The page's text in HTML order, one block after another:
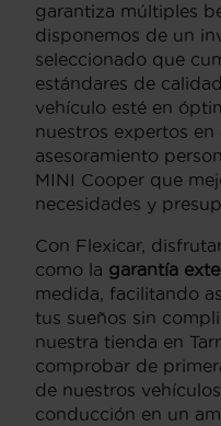
garantiza múltiples
disponemos de un
seleccionado que
estándares de
vehículo esté en
nuestros expertos
asesoramiento
MINI Cooper que
necesidades y
Con Flexicar,
como la garantía
medida, facilitando
tus sueños sin
nuestra tienda en
comprobar de
de nuestros
conducción en un